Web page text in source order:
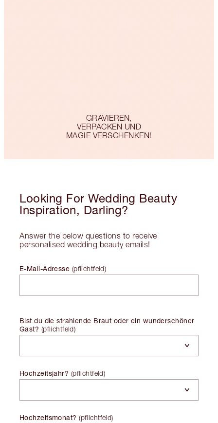
GRAVIEREN,
VERPACKEN UND
MAGIE VERSCHENKEN!
Looking For Wedding Beauty
Inspiration, Darling?
Answer the below questions to receive
personalised wedding beauty emails!
E-Mail-Adresse (pflichtfeld)
Bist du die strahlende Braut oder ein wunderschöner
Gast? (pflichtfeld)
Hochzeitsjahr? (pflichtfeld)
Hochzeitsmonat? (pflichtfeld)